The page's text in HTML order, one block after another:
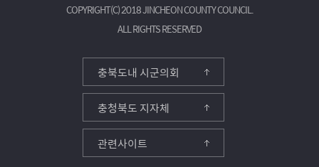
COPYRIGHT(C) 2018 JINCHEON COUNTY COUNCIL.
ALL RIGHTS RESERVED
충북도내 시군의회
충청북도 지자체
관련사이트